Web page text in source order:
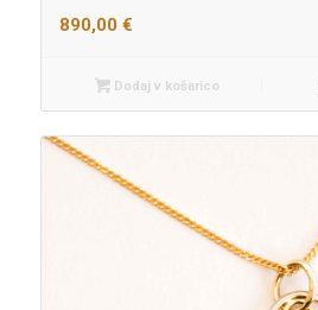
890,00 €
Dodaj v košarico